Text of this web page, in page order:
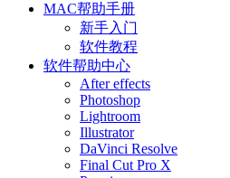
MAC帮助手册
新手入门
软件教程
软件帮助中心
After effects
Photoshop
Lightroom
Illustrator
DaVinci Resolve
Final Cut Pro X